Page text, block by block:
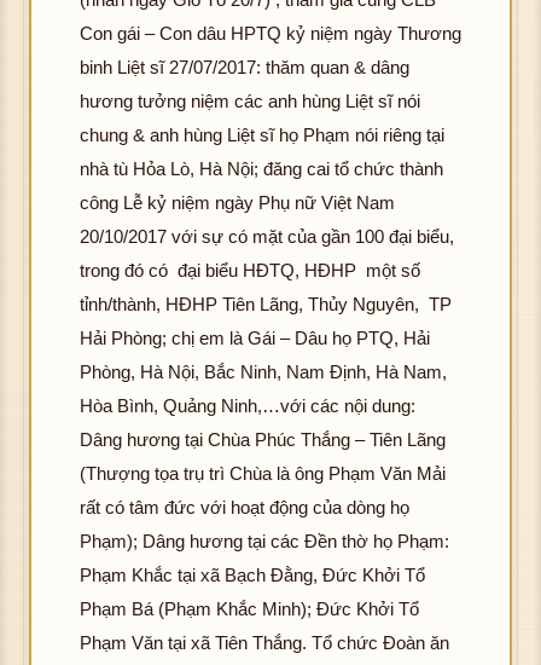
Con gái – Con dâu HPTQ kỷ niệm ngày Thương
binh Liệt sĩ 27/07/2017: thăm quan & dâng
hương tưởng niệm các anh hùng Liệt sĩ nói
chung & anh hùng Liệt sĩ họ Phạm nói riêng tại
nhà tù Hỏa Lò, Hà Nội; đăng cai tổ chức thành
công Lễ kỷ niệm ngày Phụ nữ Việt Nam
20/10/2017 với sự có mặt của gần 100 đại biểu,
trong đó có đại biểu HĐTQ, HĐHP một số
tỉnh/thành, HĐHP Tiên Lãng, Thủy Nguyên, TP
Hải Phòng; chị em là Gái – Dâu họ PTQ, Hải
Phòng, Hà Nội, Bắc Ninh, Nam Định, Hà Nam,
Hòa Bình, Quảng Ninh,…với các nội dung:
Dâng hương tại Chùa Phúc Thắng – Tiên Lãng
(Thượng tọa trụ trì Chùa là ông Phạm Văn Mải
rất có tâm đức với hoạt động của dòng họ
Phạm); Dâng hương tại các Đền thờ họ Phạm:
Phạm Khắc tại xã Bạch Đằng, Đức Khởi Tổ
Phạm Bá (Phạm Khắc Minh); Đức Khởi Tổ
Phạm Văn tại xã Tiên Thắng. Tổ chức Đoàn ăn